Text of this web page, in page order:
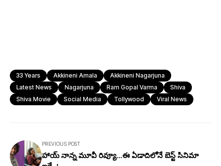
33 Years Akkineni Amala
Akkineni Nagarjuna
Latest News
Nagarjuna Ram Gopal Varma
Shiva
Shiva Movie
Social Media Tollywood Viral News
PREVIOUS POST
హాయ్ నాన్న మూవీ రివ్యూ...ఈ ఏడాదిలోనే బెస్ట్ సినిమా